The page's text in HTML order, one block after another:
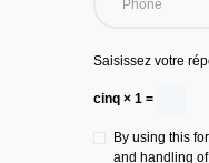
Saisissez votre
cinq × 1 =
By using this
and handling of